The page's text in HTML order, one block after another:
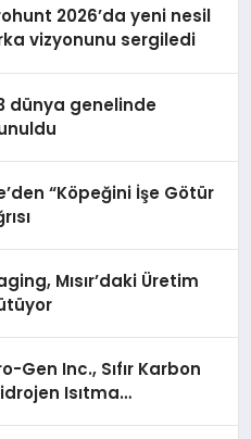
2026’da yeni nesil
vizyonunu sergiledi
dünya genelinde
“Köpeğini İşe Götür
Mısır’daki Üretim
Gen Inc., Sıfır Karbon
Isıtma